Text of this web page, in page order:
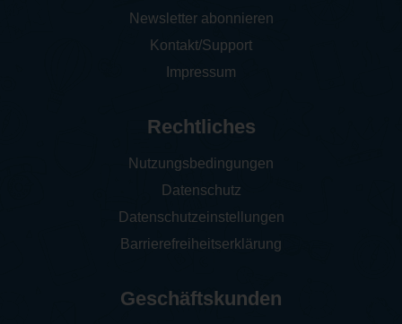
Newsletter abonnieren
Kontakt/Support
Impressum
Rechtliches
Nutzungsbedingungen
Datenschutz
Datenschutzeinstellungen
Barrierefreiheitserklärung
Geschäftskunden